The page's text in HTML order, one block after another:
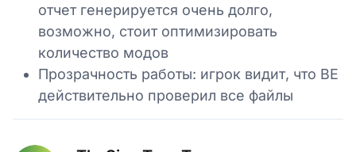
отчет генерируется очень долго,
возможно, стоит оптимизировать
количество модов
Прозрачность работы: игрок видит, что BE
действительно проверил все файлы